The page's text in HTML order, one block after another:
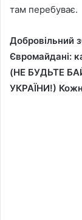
там перебуває.
Добровільний
Євромайдані:
(НЕ БУДЬТЕ
УКРАЇНИ!)